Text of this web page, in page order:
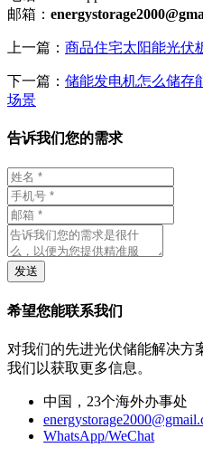
邮箱：
上一篇： 商品住宅太阳能光伏
下一篇： 储能发电机怎么储存
场景
告诉我们您的需求
发送
希望您能联系我们
对我们的先进光伏储能解决方
我们以获取更多信息。
中国，23个海外办事处
WhatsApp/WeChat